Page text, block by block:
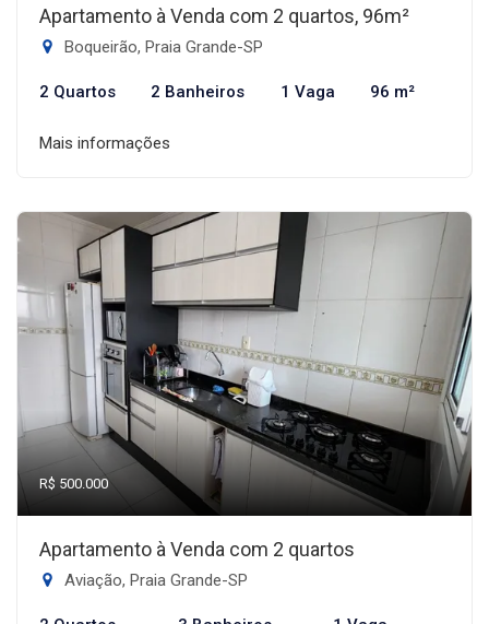
Apartamento à Venda com 2 quartos, 96m²
Boqueirão, Praia Grande-SP
2 Quartos 2 Banheiros 1 Vaga 96 m²
Mais informações
R$ 500.000
Apartamento à Venda com 2 quartos
Aviação, Praia Grande-SP